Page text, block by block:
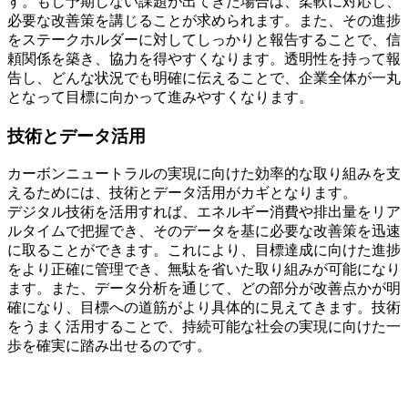
必要な改善策を講じることが求められます。また、その進捗
をステークホルダーに対してしっかりと報告することで、信
頼関係を築き、協力を得やすくなります。透明性を持って報
告し、どんな状況でも明確に伝えることで、企業全体が一丸
となって目標に向かって進みやすくなります。
技術とデータ活用
カーボンニュートラルの実現に向けた効率的な取り組みを支
えるためには、技術とデータ活用がカギとなります。
デジタル技術を活用すれば、エネルギー消費や排出量をリア
ルタイムで把握でき、そのデータを基に必要な改善策を迅速
に取ることができます。これにより、目標達成に向けた進捗
をより正確に管理でき、無駄を省いた取り組みが可能になり
ます。また、データ分析を通じて、どの部分が改善点かが明
確になり、目標への道筋がより具体的に見えてきます。技術
をうまく活用することで、持続可能な社会の実現に向けた一
歩を確実に踏み出せるのです。